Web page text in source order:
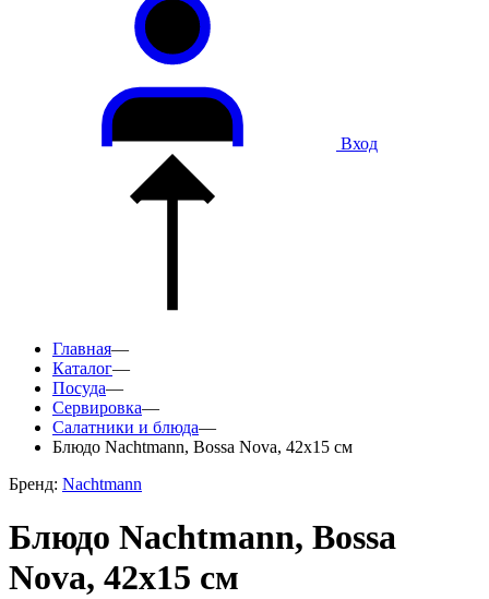
Вход
Главная—
Каталог—
Посуда—
Сервировка—
Салатники и блюда—
Блюдо Nachtmann, Bossa Nova, 42х15 см
Бренд: Nachtmann
Блюдо Nachtmann, Bossa
Nova, 42х15 см